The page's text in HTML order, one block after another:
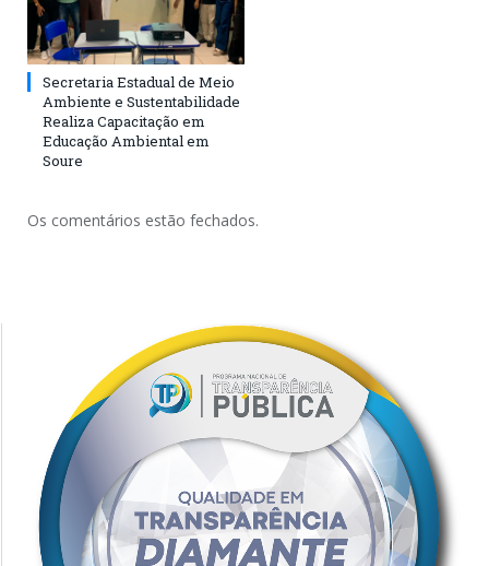
Secretaria Estadual de Meio
Ambiente e Sustentabilidade
Realiza Capacitação em
Educação Ambiental em
Soure
Os comentários estão fechados.